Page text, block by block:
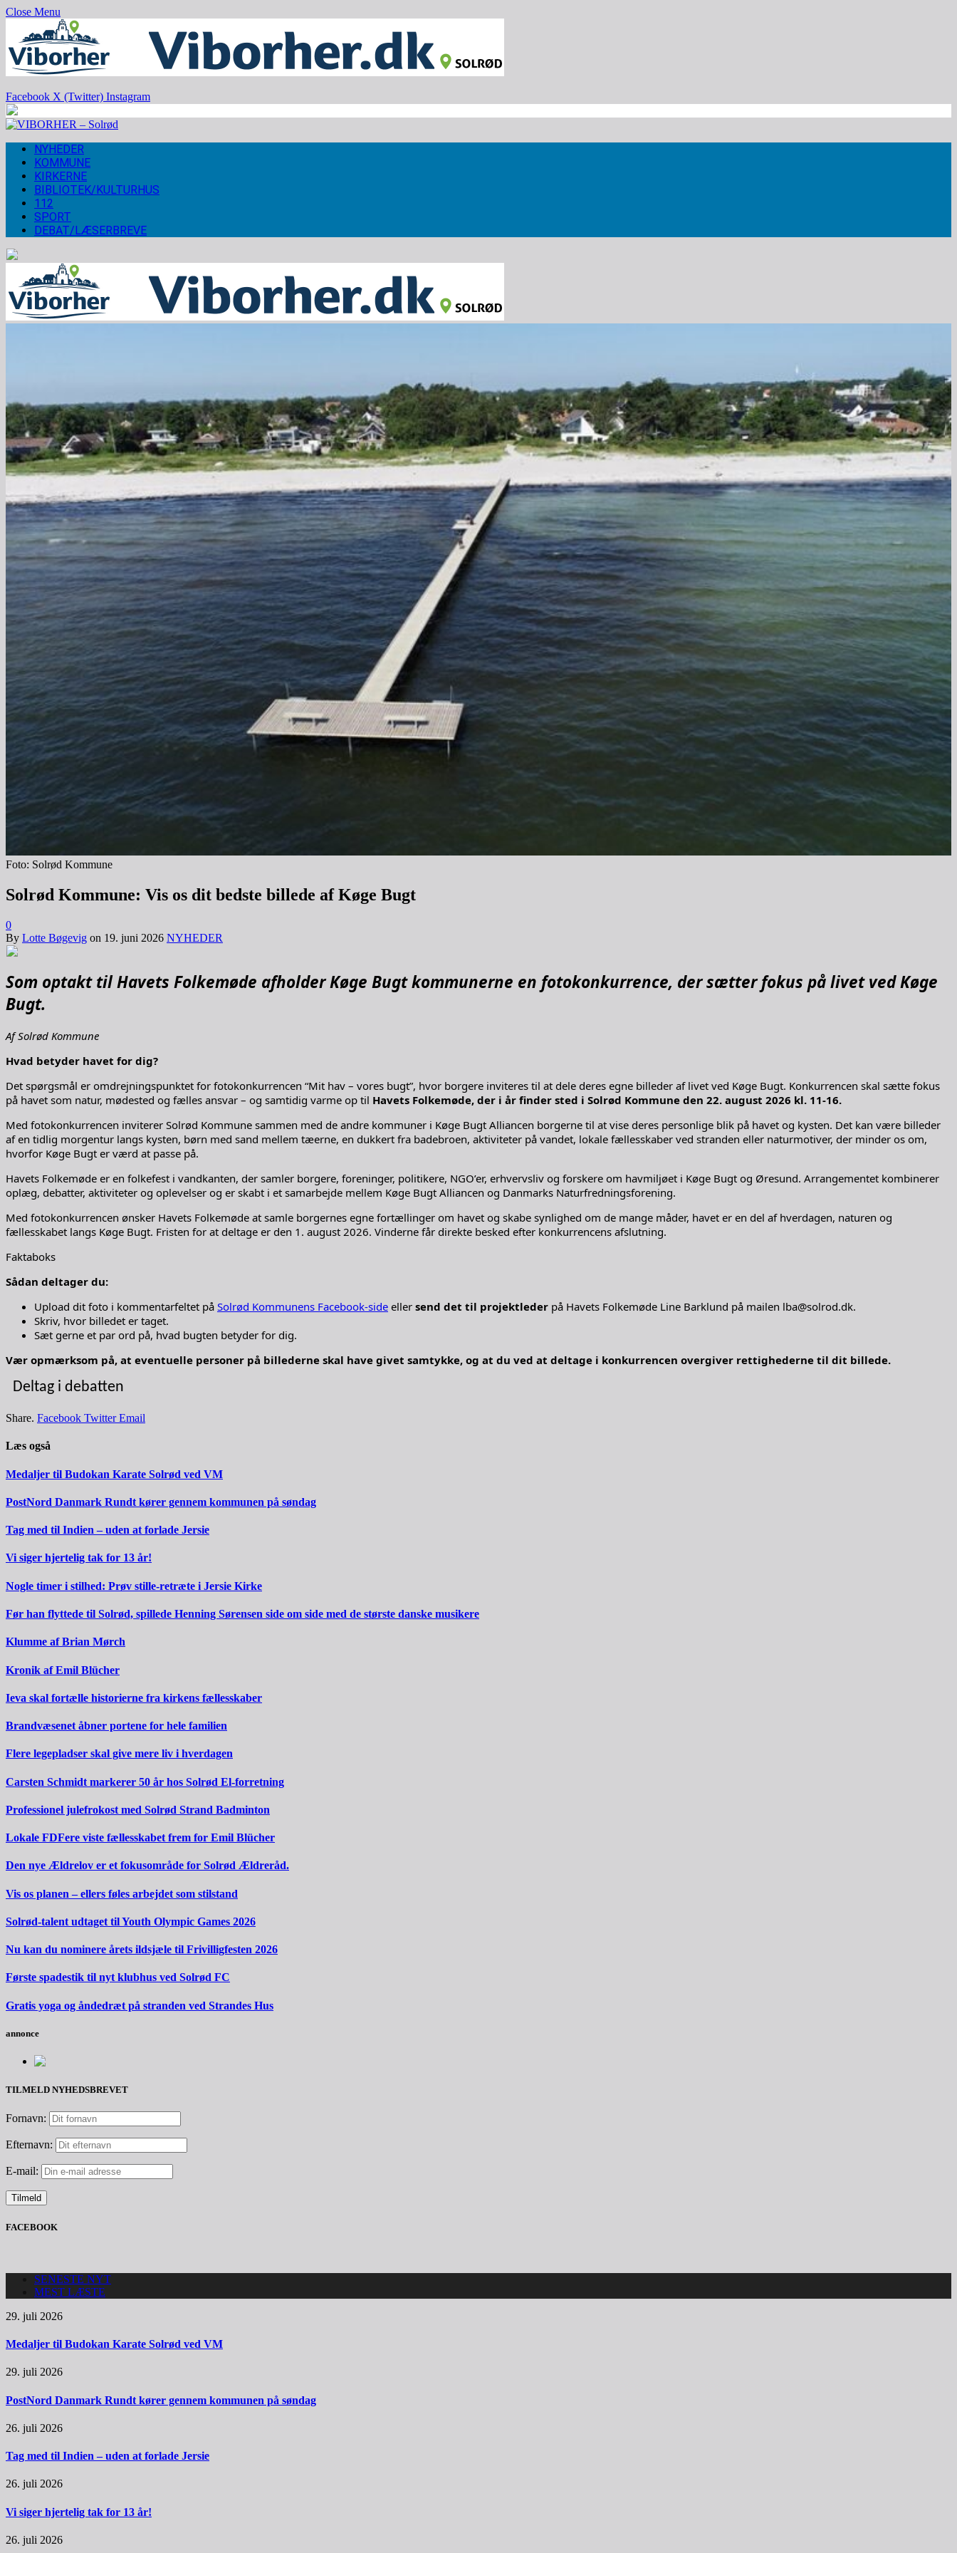
Close Menu
Facebook X (Twitter) Instagram
NYHEDER
KOMMUNE
KIRKERNE
BIBLIOTEK/KULTURHUS
112
SPORT
DEBAT/LÆSERBREVE
Foto: Solrød Kommune
Solrød Kommune: Vis os dit bedste billede af Køge Bugt
0
By Lotte Bøgevig on 19. juni 2026 NYHEDER
Som optakt til Havets Folkemøde afholder Køge Bugt kommunerne en fotokonkurrence, der sætter fokus på livet ved Køge
Bugt.
Af Solrød Kommune
Hvad betyder havet for dig?
Det spørgsmål er omdrejningspunktet for fotokonkurrencen “Mit hav – vores bugt”, hvor borgere inviteres til at dele deres egne billeder af livet ved Køge Bugt. Konkurrencen skal sætte fokus
på havet som natur, mødested og fælles ansvar – og samtidig varme op til Havets Folkemøde, der i år finder sted i Solrød Kommune den 22. august 2026 kl. 11-16.
Med fotokonkurrencen inviterer Solrød Kommune sammen med de andre kommuner i Køge Bugt Alliancen borgerne til at vise deres personlige blik på havet og kysten. Det kan være billeder
af en tidlig morgentur langs kysten, børn med sand mellem tæerne, en dukkert fra badebroen, aktiviteter på vandet, lokale fællesskaber ved stranden eller naturmotiver, der minder os om,
hvorfor Køge Bugt er værd at passe på.
Havets Folkemøde er en folkefest i vandkanten, der samler borgere, foreninger, politikere, NGO’er, erhvervsliv og forskere om havmiljøet i Køge Bugt og Øresund. Arrangementet kombinerer
oplæg, debatter, aktiviteter og oplevelser og er skabt i et samarbejde mellem Køge Bugt Alliancen og Danmarks Naturfredningsforening.
Med fotokonkurrencen ønsker Havets Folkemøde at samle borgernes egne fortællinger om havet og skabe synlighed om de mange måder, havet er en del af hverdagen, naturen og
fællesskabet langs Køge Bugt. Fristen for at deltage er den 1. august 2026. Vinderne får direkte besked efter konkurrencens afslutning.
Faktaboks
Sådan deltager du:
Upload dit foto i kommentarfeltet på Solrød Kommunens Facebook-side eller send det til projektleder på Havets Folkemøde Line Barklund på mailen lba@solrod.dk.
Skriv, hvor billedet er taget.
Sæt gerne et par ord på, hvad bugten betyder for dig.
Vær opmærksom på, at eventuelle personer på billederne skal have givet samtykke, og at du ved at deltage i konkurrencen overgiver rettighederne til dit billede.
Deltag i debatten
Share. Facebook Twitter Email
Læs også
Medaljer til Budokan Karate Solrød ved VM
PostNord Danmark Rundt kører gennem kommunen på søndag
Tag med til Indien – uden at forlade Jersie
Vi siger hjertelig tak for 13 år!
Nogle timer i stilhed: Prøv stille-retræte i Jersie Kirke
Før han flyttede til Solrød, spillede Henning Sørensen side om side med de største danske musikere
Klumme af Brian Mørch
Kronik af Emil Blücher
Ieva skal fortælle historierne fra kirkens fællesskaber
Brandvæsenet åbner portene for hele familien
Flere legepladser skal give mere liv i hverdagen
Carsten Schmidt markerer 50 år hos Solrød El-forretning
Professionel julefrokost med Solrød Strand Badminton
Lokale FDFere viste fællesskabet frem for Emil Blücher
Den nye Ældrelov er et fokusområde for Solrød Ældreråd.
Vis os planen – ellers føles arbejdet som stilstand
Solrød-talent udtaget til Youth Olympic Games 2026
Nu kan du nominere årets ildsjæle til Frivilligfesten 2026
Første spadestik til nyt klubhus ved Solrød FC
Gratis yoga og åndedræt på stranden ved Strandes Hus
annonce
TILMELD NYHEDSBREVET
Fornavn:
Efternavn:
E-mail:
FACEBOOK
SENESTE NYT
MEST LÆSTE
29. juli 2026
Medaljer til Budokan Karate Solrød ved VM
29. juli 2026
PostNord Danmark Rundt kører gennem kommunen på søndag
26. juli 2026
Tag med til Indien – uden at forlade Jersie
26. juli 2026
Vi siger hjertelig tak for 13 år!
26. juli 2026